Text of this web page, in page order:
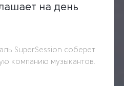
на день
SuperSession соберет
компанию музыкантов.